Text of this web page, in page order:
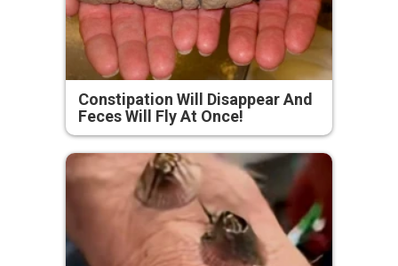
Constipation Will Disappear And
Feces Will Fly At Once!